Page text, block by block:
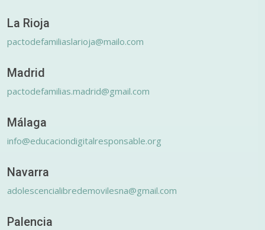
La Rioja
pactodefamiliaslarioja@mailo.com
Madrid
pactodefamilias.madrid@gmail.com
Málaga
info@educaciondigitalresponsable.org
Navarra
adolescencialibredemovilesna@gmail.com
Palencia